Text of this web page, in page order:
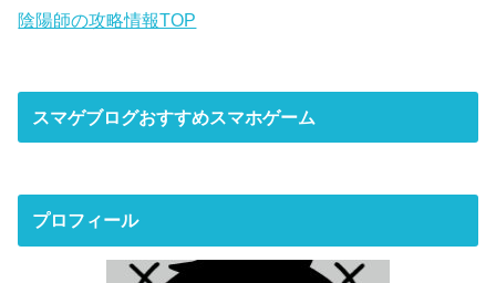
陰陽師の攻略情報TOP
スマゲブログおすすめスマホゲーム
プロフィール